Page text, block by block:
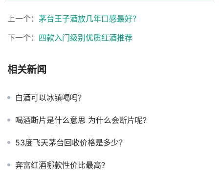
上一个： 茅台王子酒放几年口感最好？
下一个： 四款入门级别优质红酒推荐
相关新闻
白酒可以冰镇喝吗？
喝酒断片是什么意思 为什么会断片呢?
53度飞天茅台回收价格是多少？
奔富红酒哪款性价比最高?